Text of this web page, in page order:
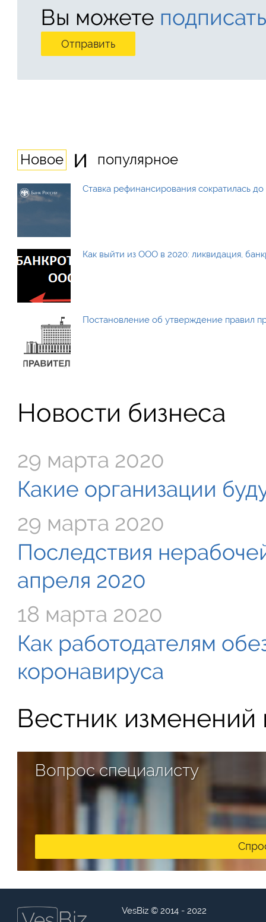
Вы можете
Новое и популярное
Ставка рефинансирования сократилась
Как выйти из ООО в 2020: ликвидация,
Постановление об утверждение правил
Новости бизнеса
29 марта 2020
Какие организации
29 марта 2020
Последствия
апреля 2020
18 марта 2020
Как работодателям
коронавируса
Вестник изменений
Вопрос специалисту
VesBiz © 2014 - 2022